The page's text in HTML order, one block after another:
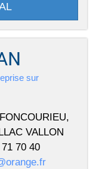
sur
VALLON
70 40